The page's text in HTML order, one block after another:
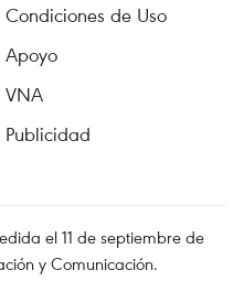
Condiciones de Uso
Apoyo
VNA
Publicidad
el 11 de septiembre de
y Comunicación.